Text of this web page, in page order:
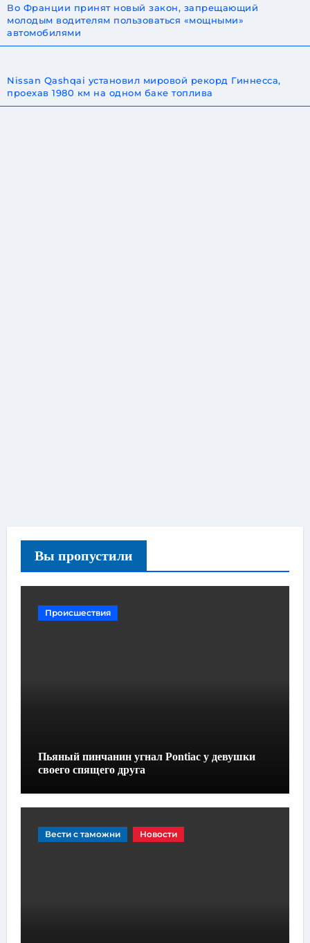
Во Франции принят новый закон, запрещающий
молодым водителям пользоваться «мощными»
автомобилями
Nissan Qashqai установил мировой рекорд Гиннесса,
проехав 1980 км на одном баке топлива
Вы пропустили
Происшествия
Пьяный пинчанин угнал Pontiac у девушки
своего спящего друга
Вести с таможни Новости